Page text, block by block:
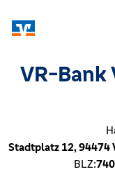
VR-
Stadtplatz 12,94474
BLZ: